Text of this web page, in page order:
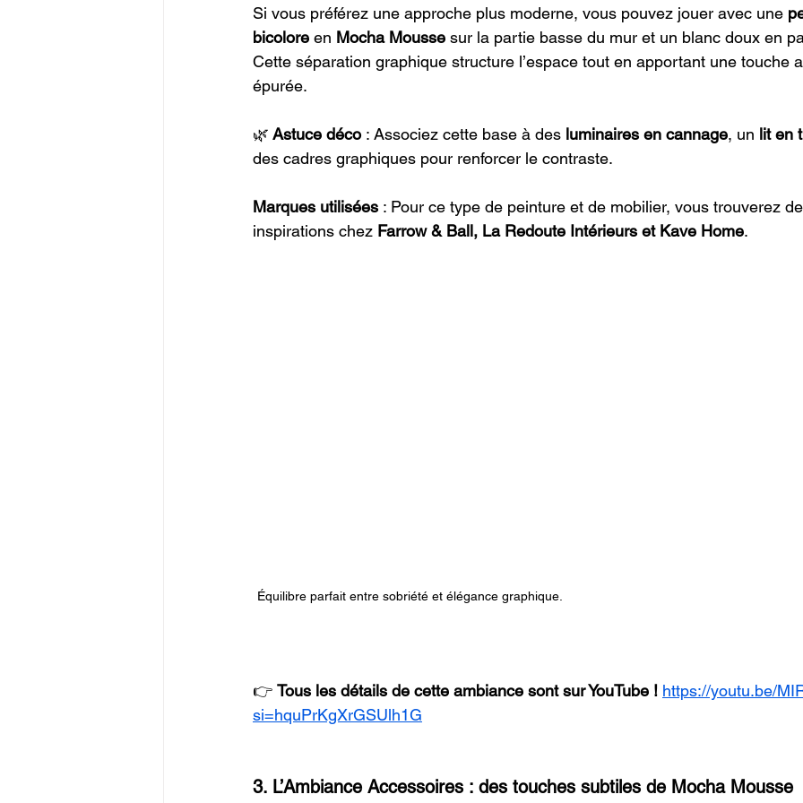
Si vous préférez une approche plus moderne, vous pouvez jouer avec une
bicolore en Mocha Mousse sur la partie basse du mur et un blanc doux en
Cette séparation graphique structure l’espace tout en apportant une touche
épurée.
🌿 Astuce déco : Associez cette base à des luminaires en cannage, un lit en
des cadres graphiques pour renforcer le contraste.
Marques utilisées : Pour ce type de peinture et de mobilier, vous trouverez
inspirations chez Farrow & Ball, La Redoute Intérieurs et Kave Home.
Équilibre parfait entre sobriété et élégance graphique.
👉 Tous les détails de cette ambiance sont sur YouTube ! https://youtu.be/
si=hquPrKgXrGSUlh1G
3. L’Ambiance Accessoires : des touches subtiles de Mocha Mousse